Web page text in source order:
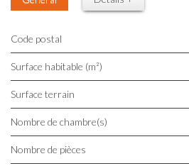
Code postal
Surface habitable (m²)
surface terrain
Nombre de chambre(s)
Nombre de pièces